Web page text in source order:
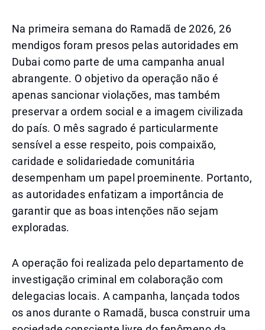
Na primeira semana do Ramadã de 2026, 26
mendigos foram presos pelas autoridades em
Dubai como parte de uma campanha anual
abrangente. O objetivo da operação não é
apenas sancionar violações, mas também
preservar a ordem social e a imagem civilizada
do país. O mês sagrado é particularmente
sensível a esse respeito, pois compaixão,
caridade e solidariedade comunitária
desempenham um papel proeminente. Portanto,
as autoridades enfatizam a importância de
garantir que as boas intenções não sejam
exploradas.
A operação foi realizada pelo departamento de
investigação criminal em colaboração com
delegacias locais. A campanha, lançada todos
os anos durante o Ramadã, busca construir uma